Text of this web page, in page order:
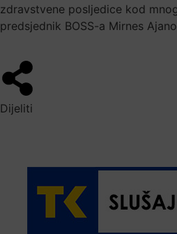
zdravstvene posljedice kod
predsjednik BOSS-a Mirnes
Dijeliti